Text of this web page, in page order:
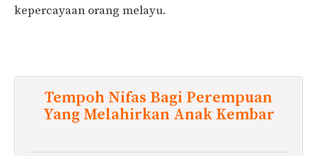
kepercayaan orang melayu.
Tempoh Nifas Bagi Perempuan
Yang Melahirkan Anak Kembar